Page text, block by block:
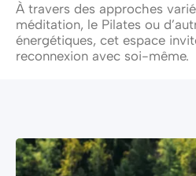
À travers des approches
méditation, le Pilates ou
énergétiques, cet espace
reconnexion avec soi-même.